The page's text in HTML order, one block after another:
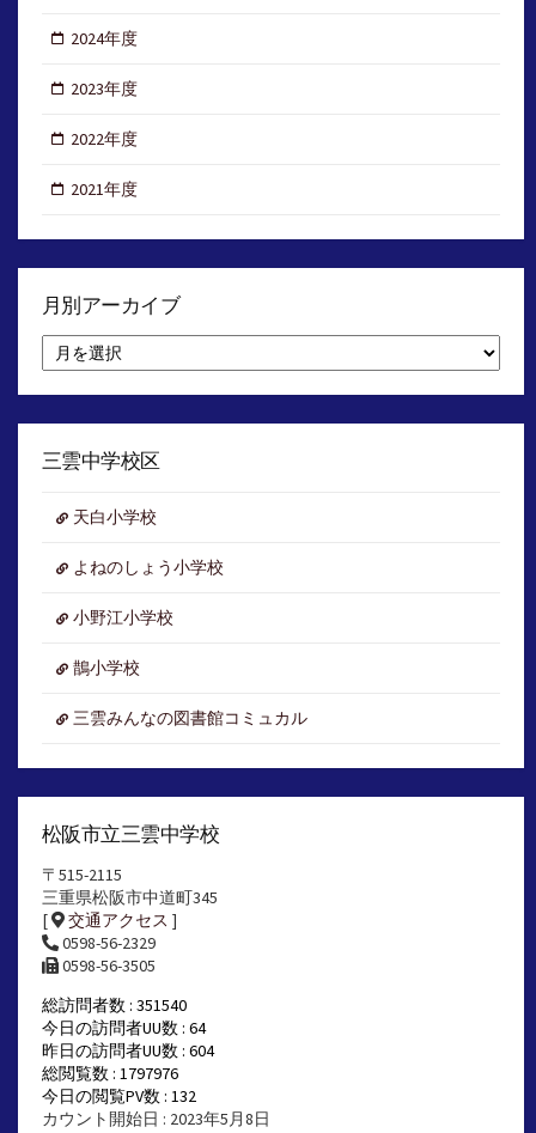
2024年度
2023年度
2022年度
2021年度
月別アーカイブ
別
ア
イ
三雲中学校区
天白小学校
よねのしょう小学校
小野江小学校
鵲小学校
三雲みんなの図書館コミュカル
松阪市立三雲中学校
〒515-2115
三重県松阪市中道町345
[
交通アクセス ]
0598-56-2329
0598-56-3505
総訪問者数 : 351540
今日の訪問者UU数 : 64
昨日の訪問者UU数 : 604
総閲覧数 : 1797976
今日の閲覧PV数 : 132
カウント開始日 : 2023年5月8日